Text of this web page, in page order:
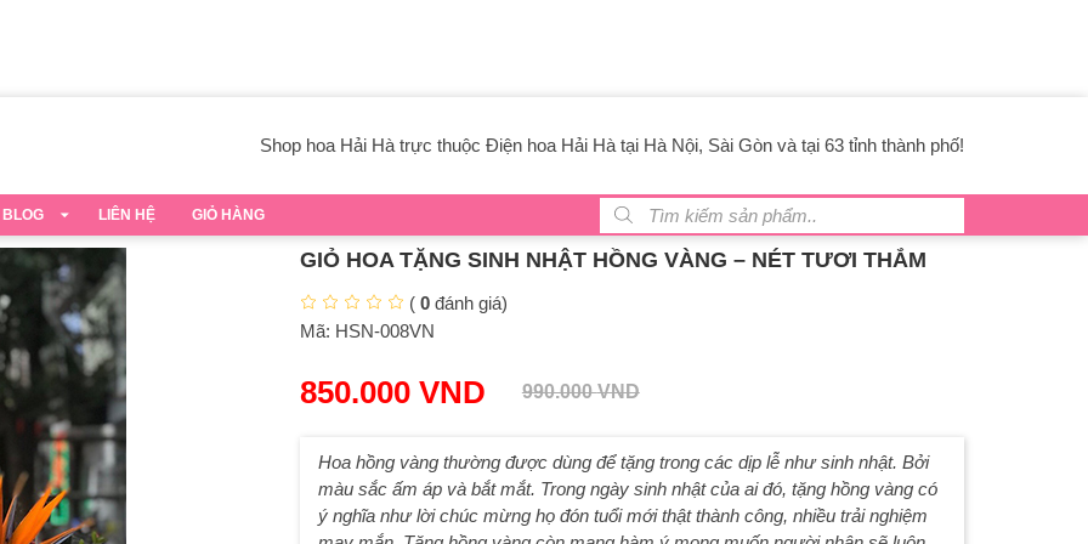
Shop hoa Hải Hà trực thuộc Điện hoa Hải Hà tại Hà Nội, Sài Gòn và tại 63 tỉnh thành phố!
BLOG LIÊN HỆ GIỎ HÀNG Tìm kiếm sản phẩm
GIỎ HOA TẶNG SINH NHẬT HỒNG VÀNG – NÉT TƯƠI THẮM
( 0đánh giá)
Mã: HSN-008VN
990.000VND
850.000 VND
Hoa hồng vàng thường được dùng để tặng trong các dịp lễ như sinh nhật. Bởi
màu sắc ấm áp và bắt mắt. Trong ngày sinh nhật của ai đó, tặng hồng vàng có
ý nghĩa như lời chúc mừng họ đón tuổi mới thật thành công, nhiều trải nghiệm